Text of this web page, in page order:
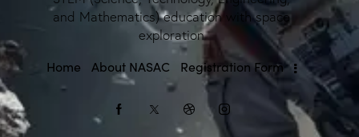
and Mathematics) education with space
exploration
Home
About NASAC Registration Form